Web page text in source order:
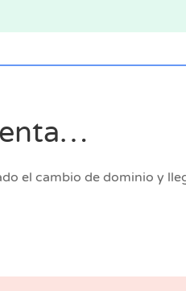
el cambio de dominio y